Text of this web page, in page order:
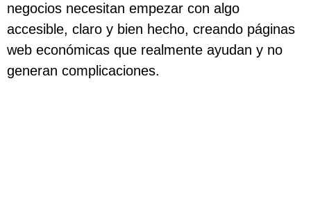
negocios necesitan empezar con algo
accesible, claro y bien hecho, creando páginas
web económicas que realmente ayudan y no
generan complicaciones.